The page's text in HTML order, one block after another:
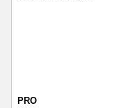
PRO